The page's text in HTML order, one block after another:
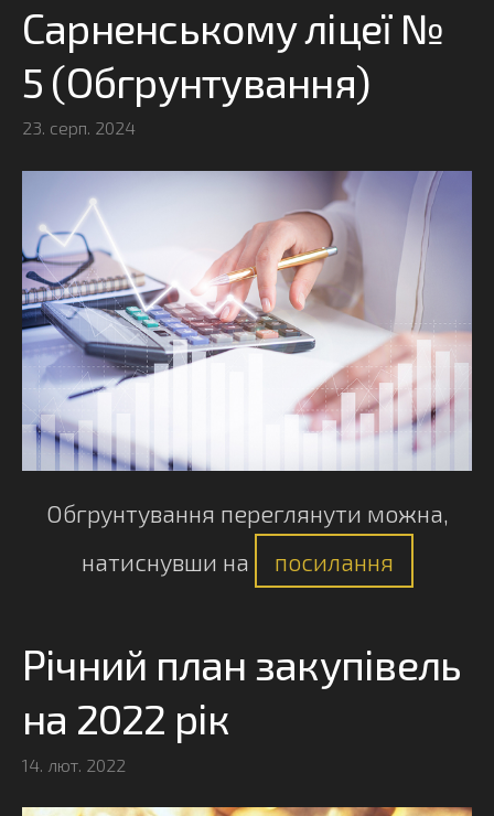
Сарненському ліцеї №
5 (Обгрунтування)
23. серп. 2024
Обгрунтування переглянути можна,
натиснувши на
посилання
Річний план закупівель
на 2022 рік
14. лют. 2022